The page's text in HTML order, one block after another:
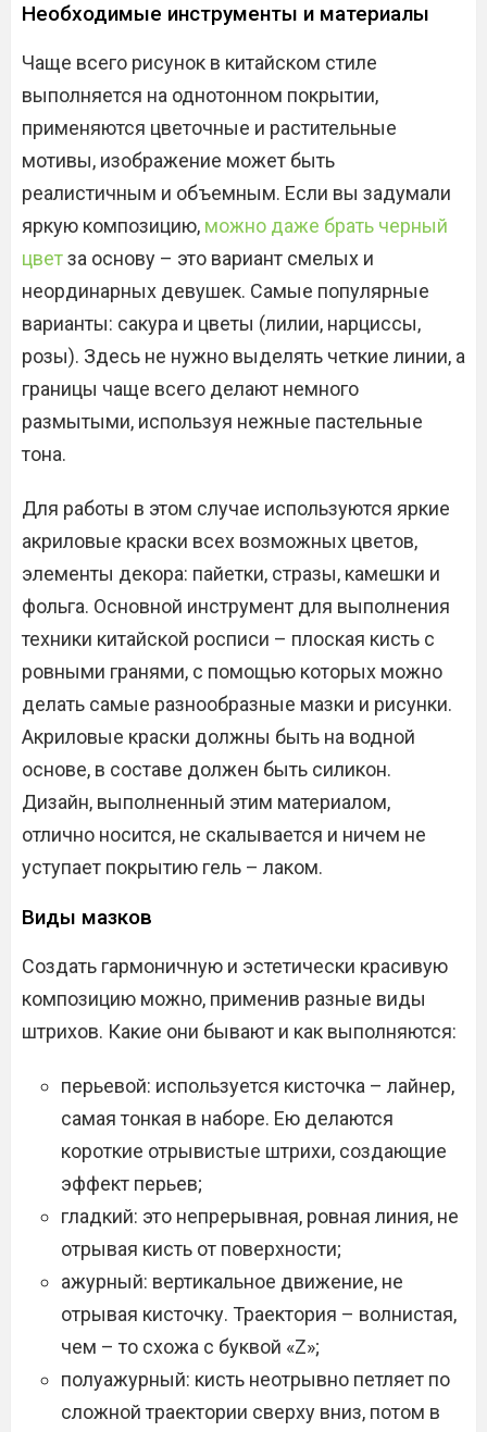
Необходимые инструменты и материалы
Чаще всего рисунок в китайском стиле
выполняется на однотонном покрытии,
применяются цветочные и растительные
мотивы, изображение может быть
реалистичным и объемным. Если вы задумали
яркую композицию, можно даже брать черный
цветза основу – это вариант смелых и
неординарных девушек. Самые популярные
варианты: сакура и цветы (лилии, нарциссы,
розы). Здесь не нужно выделять четкие линии, а
границы чаще всего делают немного
размытыми, используя нежные пастельные
тона.
Для работы в этом случае используются яркие
акриловые краски всех возможных цветов,
элементы декора: пайетки, стразы, камешки и
фольга. Основной инструмент для выполнения
техники китайской росписи – плоская кисть с
ровными гранями, с помощью которых можно
делать самые разнообразные мазки и рисунки.
Акриловые краски должны быть на водной
основе, в составе должен быть силикон.
Дизайн, выполненный этим материалом,
отлично носится, не скалывается и ничем не
уступает покрытию гель – лаком.
Виды мазков
Создать гармоничную и эстетически красивую
композицию можно, применив разные виды
штрихов. Какие они бывают и как выполняются:
перьевой: используется кисточка – лайнер,
самая тонкая в наборе. Ею делаются
короткие отрывистые штрихи, создающие
эффект перьев;
гладкий: это непрерывная, ровная линия, не
отрывая кисть от поверхности;
ажурный: вертикальное движение, не
отрывая кисточку. Траектория – волнистая,
чем – то схожа с буквой «Z»;
полуажурный: кисть неотрывно петляет по
сложной траектории сверху вниз, потом в